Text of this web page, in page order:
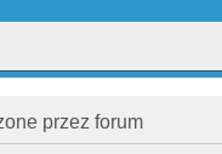
przez forum